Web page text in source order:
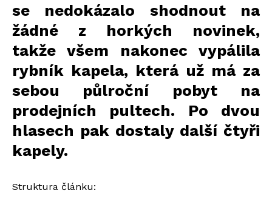
se nedokázalo shodnout na
žádné z horkých novinek,
takže všem nakonec vypálila
rybník kapela, která už má za
sebou půlroční pobyt na
prodejních pultech. Po dvou
hlasech pak dostaly další čtyři
kapely.
Struktura článku: